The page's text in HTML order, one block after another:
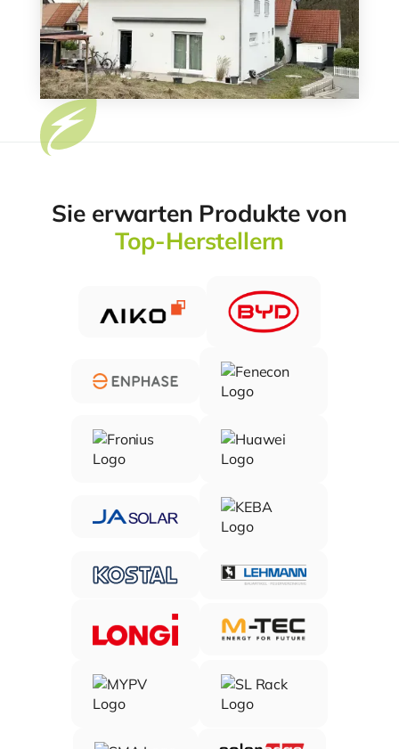
Sie erwarten Produkte von
Top-Herstellern